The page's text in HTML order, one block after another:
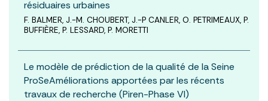
résiduaires urbaines
F. BALMER, J.-M. CHOUBERT, J.-P CANLER, O. PETRIMEAUX, P.
BUFFIÈRE, P. LESSARD, P. MORETTI
Le modèle de prédiction de la qualité de la Seine
ProSeAméliorations apportées par les récents
travaux de recherche (Piren-Phase VI)